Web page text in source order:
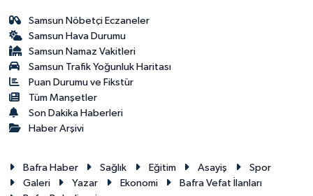
Samsun Nöbetçi Eczaneler
Samsun Hava Durumu
Samsun Namaz Vakitleri
Samsun Trafik Yoğunluk Haritası
Puan Durumu ve Fikstür
Tüm Manşetler
Son Dakika Haberleri
Haber Arşivi
Bafra Haber Sağlık Eğitim Asayiş
Spor
Galeri
Yazar Ekonomi
Bafra Vefat İlanları